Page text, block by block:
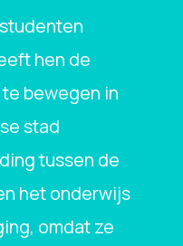
hen de
bewegen in
stad
tussen de
het onderwijs
omdat ze